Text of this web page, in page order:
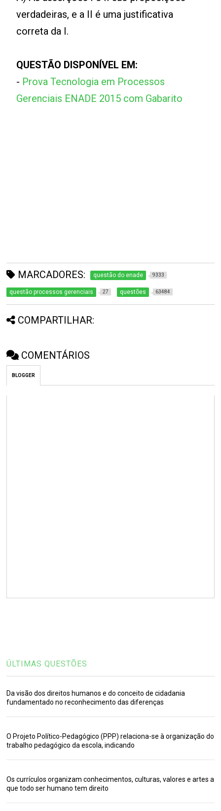
verdadeiras, e a II é uma justificativa
correta da I.
QUESTÃO DISPONÍVEL EM:
- Prova Tecnologia em Processos
Gerenciais ENADE 2015 com Gabarito
MARCADORES: questão do enade 9333
questão processos gerenciais 27 questões 63484
COMPARTILHAR:
COMENTÁRIOS
BLOGGER
ÚLTIMAS QUESTÕES
Da visão dos direitos humanos e do conceito de cidadania
fundamentado no reconhecimento das diferenças
O Projeto Político-Pedagógico (PPP) relaciona-se à organização do
trabalho pedagógico da escola, indicando
Os currículos organizam conhecimentos, culturas, valores e artes a
que todo ser humano tem direito